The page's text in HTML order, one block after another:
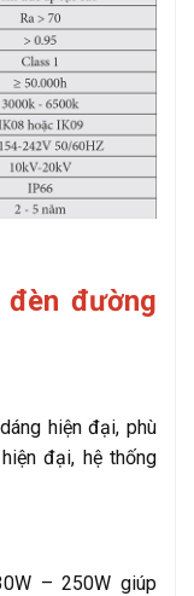
đường
hiện đại, phù
đại, hệ thống
– 250W giúp